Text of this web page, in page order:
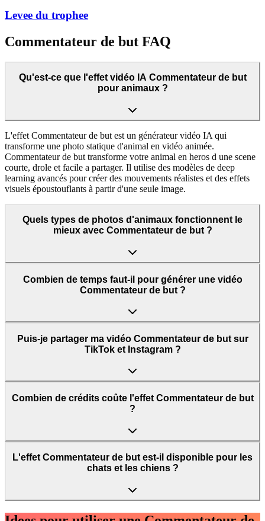
Levee du trophee
Commentateur de but FAQ
Qu'est-ce que l'effet vidéo IA Commentateur de but
pour animaux ?
L'effet Commentateur de but est un générateur vidéo IA qui
transforme une photo statique d'animal en vidéo animée.
Commentateur de but transforme votre animal en heros d une scene
courte, drole et facile a partager. Il utilise des modèles de deep
learning avancés pour créer des mouvements réalistes et des effets
visuels époustouflants à partir d'une seule image.
Quels types de photos d'animaux fonctionnent le
mieux avec Commentateur de but ?
Combien de temps faut-il pour générer une vidéo
Commentateur de but ?
Puis-je partager ma vidéo Commentateur de but sur
TikTok et Instagram ?
Combien de crédits coûte l'effet Commentateur de but
?
L'effet Commentateur de but est-il disponible pour les
chats et les chiens ?